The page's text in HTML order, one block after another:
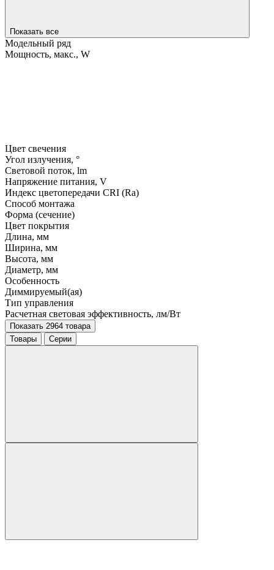
Показать все
Модельный ряд
Мощность, макс., W
Цвет свечения
Угол излучения, °
Световой поток, lm
Напряжение питания, V
Индекс цветопередачи CRI (Ra)
Способ монтажа
Форма (сечение)
Цвет покрытия
Длина, мм
Ширина, мм
Высота, мм
Диаметр, мм
Особенность
Диммируемый(ая)
Тип управления
Расчетная световая эффективность, лм/Вт
Показать 2964 товара
Товары
Серии